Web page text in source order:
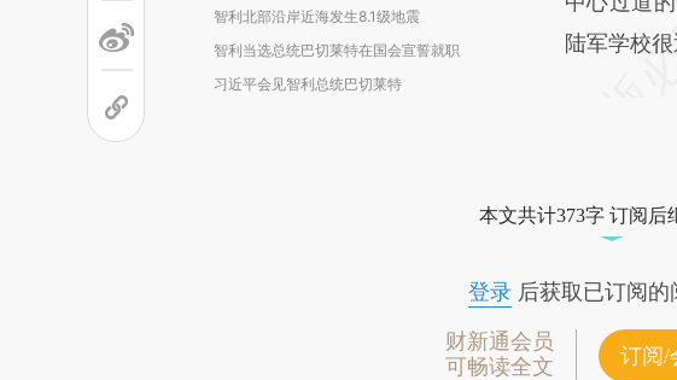
智利北部沿岸近海发生8.1级地震
智利当选总统巴切莱特在国会宣誓就职
习近平会见智利总统巴切莱特
陆军学校很
本文共计373字 订阅后
登录后获取已订阅的
财新通会员
可畅读全文
订阅/